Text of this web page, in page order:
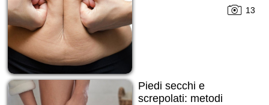
13
Piedi secchi e
screpolati: metodi